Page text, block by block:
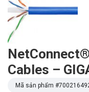
Cables –
Mã sản phẩm #